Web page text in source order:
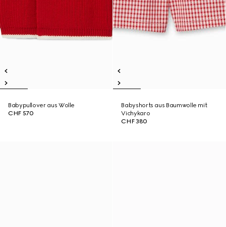
Babypullover aus Wolle
CHF 570
Babyshorts aus Baumwolle mit
Vichykaro
CHF 380